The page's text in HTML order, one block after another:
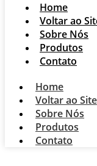
Home
Voltar ao
Sobre Nós
Produtos
Contato
Home
Voltar ao Site
Sobre Nós
Produtos
Contato